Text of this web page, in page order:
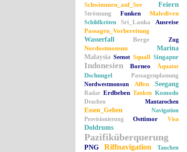
Schwimmen_auf_See
Feiern
Strömung Funken Malediven
Schildkröten Sri_Lanka
Ausreise
Passagen_Vorbereitung
Wasserfall
Berge Zug
Nordostmonsun
Marina
Malaysia Seenot Squall Singapur
Indonesien Borneo Äquator
Dschungel Passagenplanung
Nordwestmonsun Affen Seegang
Radar Erdbeben Tanken Komodo
Drachen Mantarochen
Essen_Gehen
Navigation
Provisionierung
Osttimor Visa
Doldrums
Pazifiküberquerung
PNG Riffnavigation Tauchen